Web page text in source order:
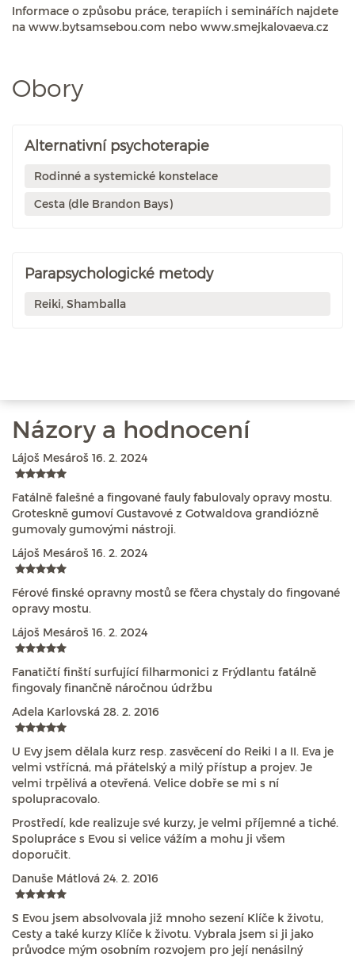
Informace o způsobu práce, terapiích i seminářích najdete
na www.bytsamsebou.com nebo www.smejkalovaeva.cz
Obory
Alternativní psychoterapie
Rodinné a systemické konstelace
Cesta (dle Brandon Bays)
Parapsychologické metody
Reiki, Shamballa
Názory a hodnocení
Lájoš Mesároš 16. 2. 2024
Fatálně falešné a fingované fauly fabulovaly opravy mostu.
Groteskně gumoví Gustavové z Gotwaldova grandiózně
gumovaly gumovými nástroji.
Lájoš Mesároš 16. 2. 2024
Férové finské opravny mostů se fčera chystaly do fingované
opravy mostu.
Lájoš Mesároš 16. 2. 2024
Fanatičtí finští surfující filharmonici z Frýdlantu fatálně
fingovaly finančně náročnou údržbu
Adela Karlovská 28. 2. 2016
U Evy jsem dělala kurz resp. zasvěcení do Reiki I a II. Eva je
velmi vstřícná, má přátelský a milý přístup a projev. Je
velmi trpělivá a otevřená. Velice dobře se mi s ní
spolupracovalo.
Prostředí, kde realizuje své kurzy, je velmi příjemné a tiché.
Spolupráce s Evou si velice vážím a mohu ji všem
doporučit.
Danuše Mátlová 24. 2. 2016
S Evou jsem absolvovala již mnoho sezení Klíče k životu,
Cesty a také kurzy Klíče k životu. Vybrala jsem si ji jako
průvodce mým osobním rozvojem pro její nenásilný